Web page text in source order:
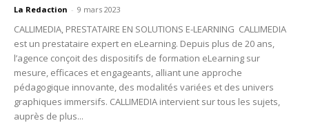
La Redaction - 9 mars 2023
CALLIMEDIA, PRESTATAIRE EN SOLUTIONS E-LEARNING CALLIMEDIA
est un prestataire expert en eLearning. Depuis plus de 20 ans,
l’agence conçoit des dispositifs de formation eLearning sur
mesure, efficaces et engageants, alliant une approche
pédagogique innovante, des modalités variées et des univers
graphiques immersifs. CALLIMEDIA intervient sur tous les sujets,
auprès de plus...